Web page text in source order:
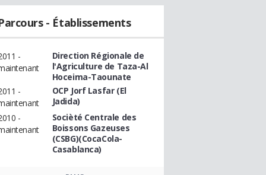
- Établissements
-
Direction Régionale de
l'Agriculture de Taza-Al
Hoceima-Taounate
-
OCP Jorf Lasfar (El
Jadida)
-
Socièté Centrale des
Boissons Gazeuses
(CSBG)(CocaCola-
Casablanca)